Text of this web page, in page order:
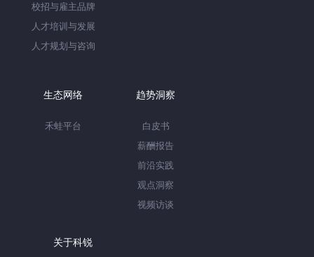
校招与雇主品牌
人才培训与发展
人才规划与咨询
生态网络
禾蛙平台
趋势洞察
白皮书
薪酬报告
前沿实践
观点洞察
视频访谈
关于科锐